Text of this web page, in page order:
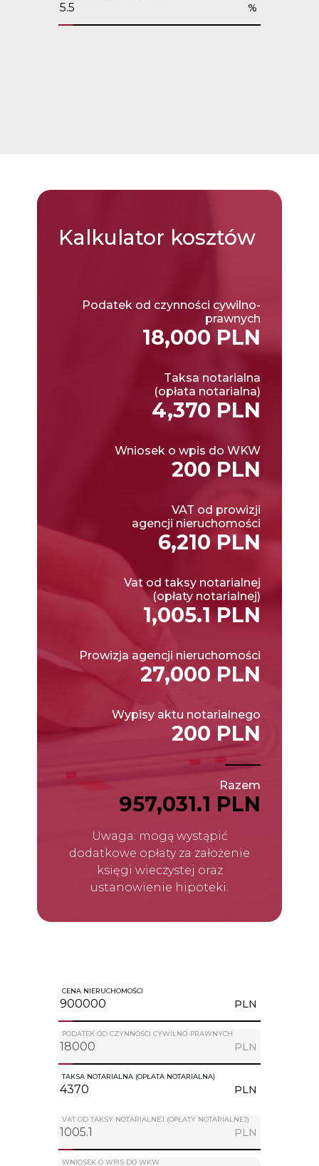
%
Kalkulator kosztów
Podatek od czynności cywilno-
prawnych
18,000 PLN
Taksa notarialna
(opłata notarialna)
4,370 PLN
Wniosek o wpis do WKW
200 PLN
VAT od prowizji
agencji nieruchomości
6,210 PLN
Vat od taksy notarialnej
(opłaty notarialnej)
1,005.1 PLN
Prowizja agencji nieruchomości
27,000 PLN
Wypisy aktu notarialnego
200 PLN
Razem
957,031.1 PLN
Uwaga: mogą wystąpić
dodatkowe opłaty za założenie
księgi wieczystej oraz
ustanowienie hipoteki.
CENA NIERUCHOMOŚCI
PLN
PODATEK OD CZYNNOŚCI CYWILNO-PRAWNYCH
PLN
TAKSA NOTARIALNA (OPŁATA NOTARIALNA)
PLN
VAT OD TAKSY NOTARIALNEJ (OPŁATY NOTARIALNEJ)
PLN
WNIOSEK O WPIS DO WKW